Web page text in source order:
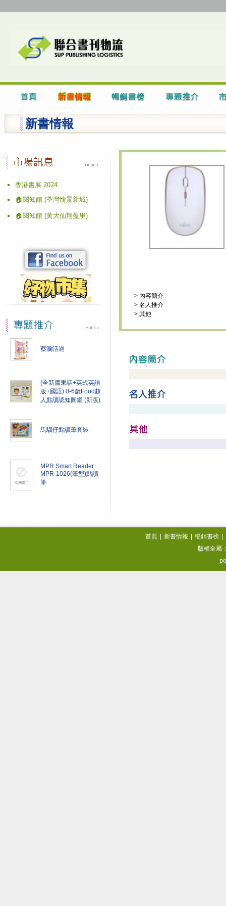
新書情報
香港書展 2024
🏠閱知館 (荃灣愉景新城)
🏠閱知館 (黃大仙翔盈里)
蔡瀾活過
(全新廣東話+英式英語
版+國語) 0-6歲Food超
人點讀認知圖鑑 (新版)
馬騮仔點讀筆套裝
MPR Smart Reader
MPR-1026(筆型)點讀
筆
> 內容簡介
> 名人推介
> 其他
首頁 新書情報 暢銷書榜
版權全屬